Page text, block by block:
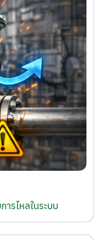
รไหลในระบบ